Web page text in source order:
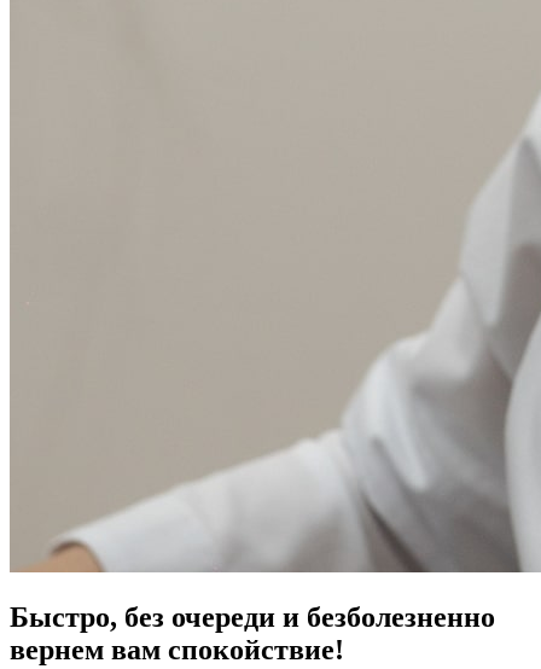
Быстро, без очереди и безболезненно
вернем вам спокойствие!